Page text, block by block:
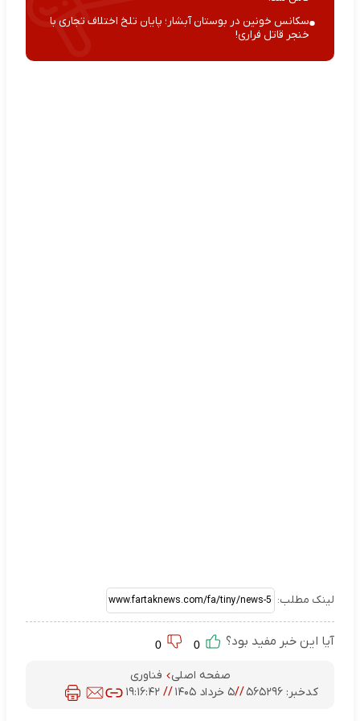
سکانس خونین در بوستان آبشار؛ پایان تلخ اختلاف تجاری با
خنجر قاتل فراری!
لینک مطلب:
آیا این خبر مفید بود؟
صفحه اصلی
فناوری
کدخبر: ۵۶۵۲۹۶ //۵ خرداد ۱۴۰۵ // ۱۹:۱۶:۴۲